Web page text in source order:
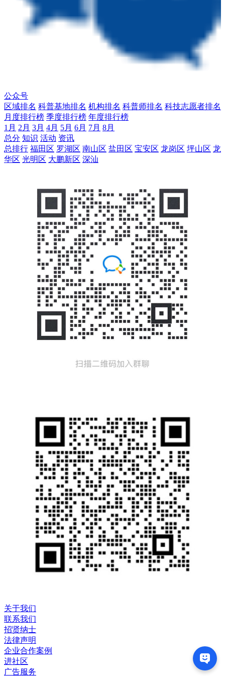
公众号
区域排名 科普基地排名 机构排名 科普师排名 科技志愿者排名
月度排行榜 季度排行榜 年度排行榜
1月 2月 3月 4月 5月 6月 7月 8月
总分 知识 活动 资讯
总排行 福田区 罗湖区 南山区 盐田区 宝安区 龙岗区 坪山区 龙
华区 光明区 大鹏新区 深汕
关于我们
联系我们
招贤纳士
法律声明
企业合作案例
进社区
广告服务